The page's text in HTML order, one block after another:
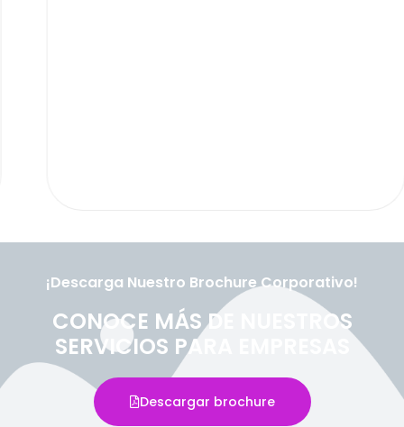
¡Descarga Nuestro Brochure Corporativo!
CONOCE MÁS DE NUESTROS
SERVICIOS PARA EMPRESAS
Descargar brochure